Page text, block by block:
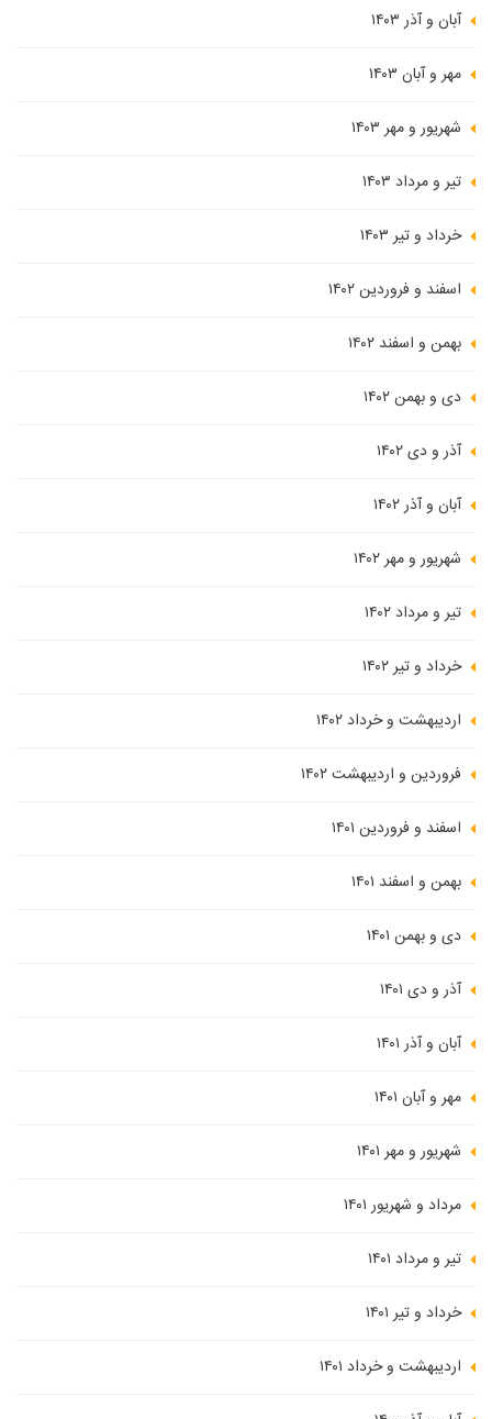
آبان و آذر ۱۴۰۳
مهر و آبان ۱۴۰۳
شهریور و مهر ۱۴۰۳
تیر و مرداد ۱۴۰۳
خرداد و تیر ۱۴۰۳
اسفند و فروردین ۱۴۰۲
بهمن و اسفند ۱۴۰۲
دی و بهمن ۱۴۰۲
آذر و دی ۱۴۰۲
آبان و آذر ۱۴۰۲
شهریور و مهر ۱۴۰۲
تیر و مرداد ۱۴۰۲
خرداد و تیر ۱۴۰۲
اردیبهشت و خرداد ۱۴۰۲
فروردین و اردیبهشت ۱۴۰۲
اسفند و فروردین ۱۴۰۱
بهمن و اسفند ۱۴۰۱
دی و بهمن ۱۴۰۱
آذر و دی ۱۴۰۱
آبان و آذر ۱۴۰۱
مهر و آبان ۱۴۰۱
شهریور و مهر ۱۴۰۱
مرداد و شهریور ۱۴۰۱
تیر و مرداد ۱۴۰۱
خرداد و تیر ۱۴۰۱
اردیبهشت و خرداد ۱۴۰۱